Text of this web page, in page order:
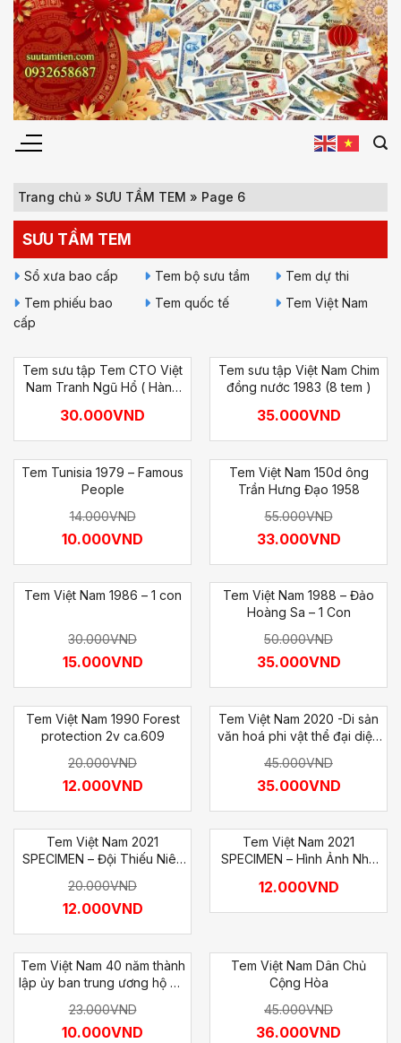
Chuyển
đến
nội
dung
Trang chủ » SƯU TẦM TEM » Page 6
SƯU TẦM TEM
Sổ xưa bao cấp Tem bộ sưu tầm
Tem dự thi
Tem phiếu bao
cấp
Tem quốc tế Tem Việt Nam
Tem sưu tập Tem CTO Việt
Nam Tranh Ngũ Hổ ( Hàng
30.000VND
Tem sưu tập Việt Nam Chim
đồng nước 1983 (8 tem )
35.000VND
Tem Tunisia 1979 – Famous
People
14.000VND
10.000VND
Tem Việt Nam 150d ông
Trần Hưng Đạo 1958
55.000VND
33.000VND
Tem Việt Nam 1986 – 1 con
30.000VND
15.000VND
Tem Việt Nam 1988 – Đảo
Hoàng Sa – 1 Con
50.000VND
35.000VND
Tem Việt Nam 1990 Forest
protection 2v ca.609
20.000VND
12.000VND
Tem Việt Nam 2020 -Di sản
văn hoá phi vật thể đại diện
45.000VND
35.000VND
Tem Việt Nam 2021
SPECIMEN – Đội Thiếu Niên
20.000VND
12.000VND
Tem Việt Nam 2021
SPECIMEN – Hình Ảnh Nhà
Thạch
12.000VND
Tem Việt Nam 40 năm thành
lập ủy ban trung ương hộ đê
23.000VND
10.000VND
Tem Việt Nam Dân Chủ
Cộng Hòa
45.000VND
36.000VND